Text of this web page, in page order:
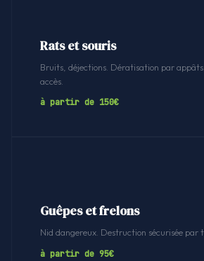
Rats et souris
Bruits, déjections. Dératisation par
accès.
à partir de 150€
Guêpes et frelons
Nid dangereux. Destruction sécurisée par
à partir de 95€